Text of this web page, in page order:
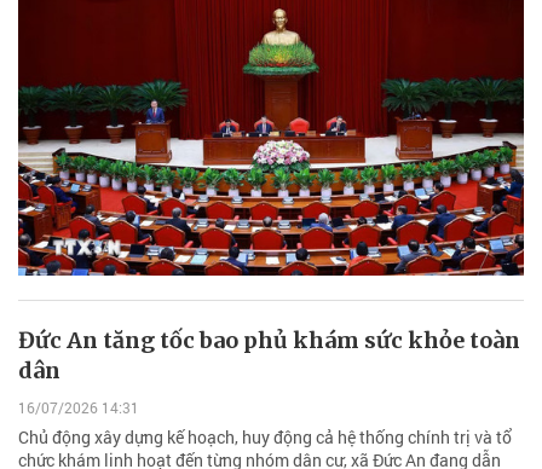
Đức An tăng tốc bao phủ khám sức khỏe toàn
dân
16/07/2026 14:31
Chủ động xây dựng kế hoạch, huy động cả hệ thống chính trị và tổ
chức khám linh hoạt đến từng nhóm dân cư, xã Đức An đang dẫn